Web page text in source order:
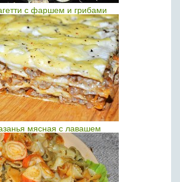
с фаршем и грибами
мясная с лавашем